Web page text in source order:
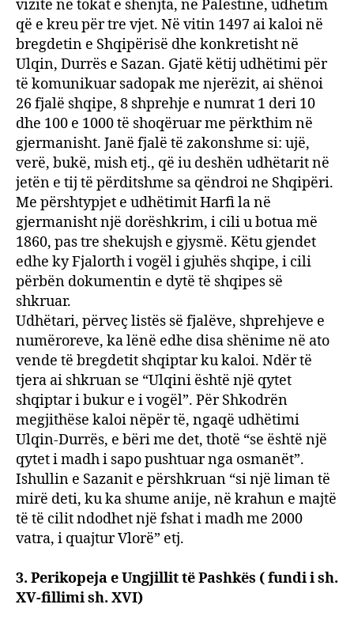
vizitë në tokat e shenjta, në Palestinë, udhëtim
që e kreu për tre vjet. Në vitin 1497 ai kaloi në
bregdetin e Shqipërisë dhe konkretisht në
Ulqin, Durrës e Sazan. Gjatë këtij udhëtimi për
të komunikuar sadopak me njerëzit, ai shënoi
26 fjalë shqipe, 8 shprehje e numrat 1 deri 10
dhe 100 e 1000 të shoqëruar me përkthim në
gjermanisht. Janë fjalë të zakonshme si: ujë,
verë, bukë, mish etj., që iu deshën udhëtarit në
jetën e tij të përditshme sa qëndroi ne Shqipëri.
Me përshtypjet e udhëtimit Harfi la në
gjermanisht një dorëshkrim, i cili u botua më
1860, pas tre shekujsh e gjysmë. Këtu gjendet
edhe ky Fjalorth i vogël i gjuhës shqipe, i cili
përbën dokumentin e dytë të shqipes së
shkruar.
Udhëtari, përveç listës së fjalëve, shprehjeve e
numëroreve, ka lënë edhe disa shënime në ato
vende të bregdetit shqiptar ku kaloi. Ndër të
tjera ai shkruan se “Ulqini është një qytet
shqiptar i bukur e i vogël”. Për Shkodrën
megjithëse kaloi nëpër të, ngaqë udhëtimi
Ulqin-Durrës, e bëri me det, thotë “se është një
qytet i madh i sapo pushtuar nga osmanët”.
Ishullin e Sazanit e përshkruan “si një liman të
mirë deti, ku ka shume anije, në krahun e majtë
të të cilit ndodhet një fshat i madh me 2000
vatra, i quajtur Vlorë” etj.
3. Perikopeja e Ungjillit të Pashkës ( fundi i sh.
XV-fillimi sh. XVI)